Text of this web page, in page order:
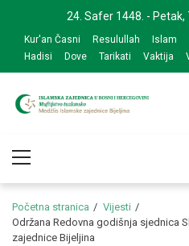
navigation
content
24. Safer 1448. - Petak,
Kur'an Časni Resulullah Islam
Hadisi
Dove Tarikati Vaktija
Menu
Početna stranica
Vijesti
Održana Redovna godišnja sjednica
zajednice Bijeljina